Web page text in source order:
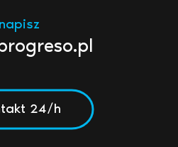
napisz
24/h